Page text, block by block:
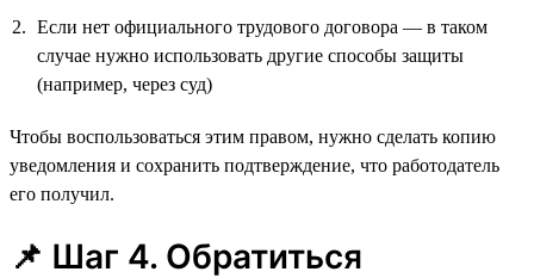
Если нет официального трудового договора — в таком
случае нужно использовать другие способы защиты
(например, через суд)
Чтобы воспользоваться этим правом, нужно сделать копию
уведомления и сохранить подтверждение, что работодатель
его получил.
📌 Шаг 4. Обратиться